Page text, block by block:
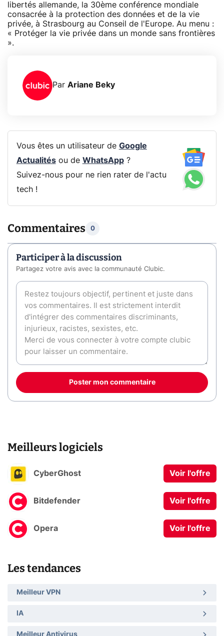
libertés allemande, la 30ème conférence mondiale
consacrée à la protection des données et de la vie
privée, à Strasbourg au Conseil de l'Europe. Au menu :
« Protéger la vie privée dans un monde sans frontières
».
Par Ariane Beky
Vous êtes un utilisateur de Google
Actualitésou de WhatsApp?
Suivez-nous pour ne rien rater de l'actu
tech !
Commentaires 0
Participer à la discussion
Partagez votre avis avec la communauté Clubic.
Poster mon commentaire
Meilleurs logiciels
CyberGhost Voir l'offre
Bitdefender Voir l'offre
Opera Voir l'offre
Les tendances
Meilleur VPN
IA